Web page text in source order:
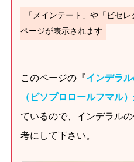
「メインテート」や「ビセ
ページが表示されます
このページの『インデラ
（ビソプロロールフマル
ているので、インデラル
考にして下さい。